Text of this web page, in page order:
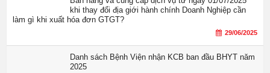
khi thay đổi địa giới hành chính Doanh Nghiệp cần
làm gì khi xuất hóa đơn GTGT?
29/06/2025
Danh sách Bệnh Viện nhận KCB ban đầu BHYT năm
2025